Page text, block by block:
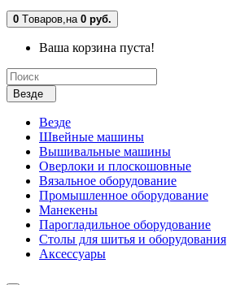
0 Tоваров,на 0 руб.
Ваша корзина пуста!
Везде
Везде
Швейные машины
Вышивальные машины
Оверлоки и плоскошовные
Вязальное оборудование
Промышленное оборудование
Манекены
Парогладильное оборудование
Столы для шитья и оборудования
Аксессуары